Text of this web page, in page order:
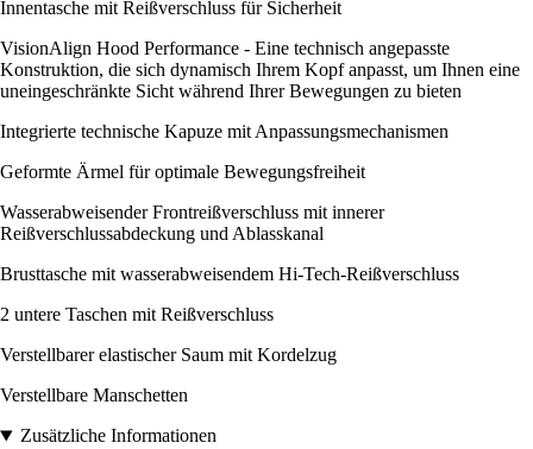
Innentasche mit Reißverschluss für Sicherheit
VisionAlign Hood Performance - Eine technisch angepasste
Konstruktion, die sich dynamisch Ihrem Kopf anpasst, um Ihnen eine
uneingeschränkte Sicht während Ihrer Bewegungen zu bieten
Integrierte technische Kapuze mit Anpassungsmechanismen
Geformte Ärmel für optimale Bewegungsfreiheit
Wasserabweisender Frontreißverschluss mit innerer
Reißverschlussabdeckung und Ablasskanal
Brusttasche mit wasserabweisendem Hi-Tech-Reißverschluss
2 untere Taschen mit Reißverschluss
Verstellbarer elastischer Saum mit Kordelzug
Verstellbare Manschetten
Zusätzliche Informationen